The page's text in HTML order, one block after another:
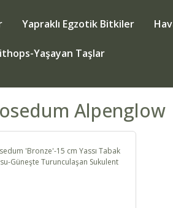
Yapraklı Egzotik Bitkiler
Yaşayan Taşlar
Alpenglow